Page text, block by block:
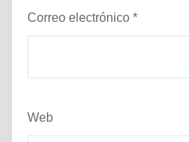
Correo electrónico *
Web